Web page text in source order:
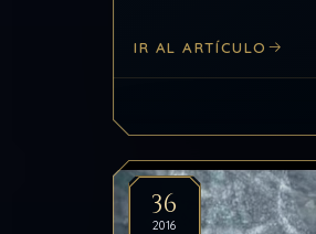
los más tempranos
IR AL ARTÍCULO
36
2016